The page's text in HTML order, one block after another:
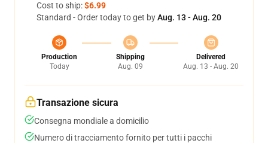
Cost to ship:$6.99
Standard - Order today to get byAug. 13 - Aug. 20
Production
Today
Shipping
Aug. 09
Delivered
Aug. 13 - Aug. 20
Transazione sicura
Consegna mondiale a domicilio
Numero di tracciamento fornito per tutti i pacchi